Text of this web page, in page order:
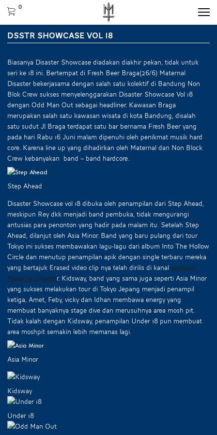
0
DSSTR SHOWCASE VOL 18
Biasanya Disaster Showcase diadakan diakhir pekan, tidak untuk
seri ke 18 ini. Bertempat di Fresh Beer Braga(26/6) Maternal
Disaster bekerjasama dengan salah satu kolektif di Bandung Non
Blok Crew sukses menyelenggarakan Disaster Showcase Vol 18
dengan Odd Man Out sebagai headliner. Kawasan Braga
merupakan salah satu kawasan wisata di kota Bandung, disalah
satu sudut Jl Braga terdapat satu bar bernama Fresh Beer yang
pada hari Rabu 16 Juni malam dipenuhi oleh penikmat musik hard
core. Karena line up yang dihadirkan oleh Maternal dan Non Block
Crew kebanyakan band – band hardcore.
Step Ahead
Disaster Showcase vol 18 dibuka oleh penampilan dari Step Ahead,
meskipun Rey dkk menjadi band pembuka, tidak mengurangi
antusias para penonton yang hadir pada malam itu. Setelah Step
Ahead, dilanjut oleh Asia Minor. Band yang baru pulang dari tour
Tokyo ini sukses membawakan lagu-lagu dari album Into The Hollow
Circle dan menutup penampilan apik dengan single terbaru mereka
yang bertajuk Erased video clip nya telah dirilis di kanal youtube
Maternal Disaster. Kidsway, band yang sama juga seperti Asia Minor
yang sukses melakukan tour di Tokyo Jepang menjadi penampil
ketiga, Amet, Feby, vicky dan Idhan membawa energy yang
membuat banyaknya stage dive dan merusuhnya area mosh pit.
Tidak kalah dengan Kidsway, penampilan Under 18 pun membuat
area moshpit semakin lebih memanas lagi.
Asia Minor
Kidsway
Under 18